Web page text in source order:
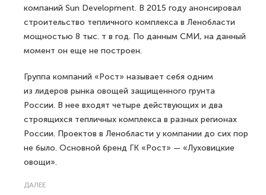
компаний Sun Development. В 2015 году анонсировал
строительство тепличного комплекса в Ленобласти
мощностью 8 тыс. т в год. По данным СМИ, на данный
момент он еще не построен.
Группа компаний «Рост» называет себя одним
из лидеров рынка овощей защищенного грунта
России. В нее входят четыре действующих и два
строящихся тепличных комплекса в разных регионах
России. Проектов в Ленобласти у компании до сих пор
не было. Основной бренд ГК «Рост» — «Луховицкие
овощи».
ДАЛЕЕ